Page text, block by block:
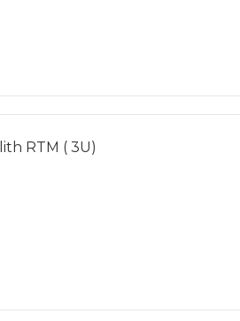
RTM ( 3U)